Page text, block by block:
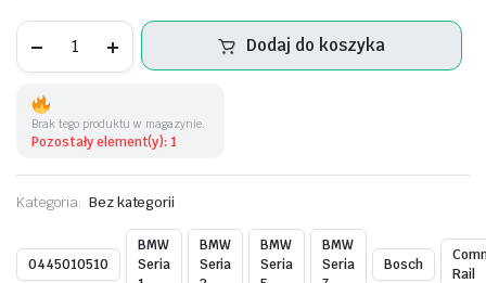
wysokiego
N47
ilość
Dodaj do koszyka
Brak tego produktu w magazynie.
Pozostały element(y): 1
Kategoria: Bez kategorii
0445010510
BMW
Seria
BMW
Seria
BMW
Seria
BMW
Seria
Bosch
Rail